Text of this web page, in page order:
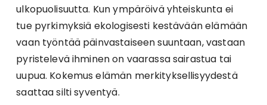
ulkopuolisuutta. Kun ympäröivä yhteiskunta ei
tue pyrkimyksiä ekologisesti kestävään elämään
vaan työntää päinvastaiseen suuntaan, vastaan
pyristelevä ihminen on vaarassa sairastua tai
uupua. Kokemus elämän merkityksellisyydestä
saattaa silti syventyä.